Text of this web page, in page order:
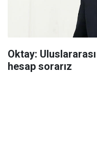
Oktay:
hesap sorarız